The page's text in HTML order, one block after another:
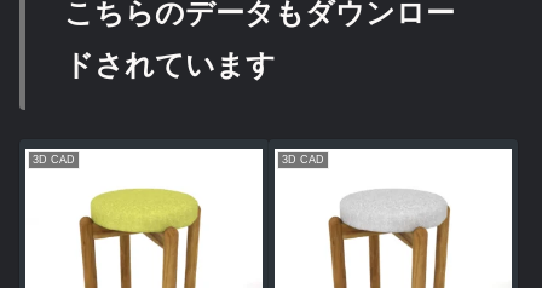
こちらのデータもダウンロー
ドされています
3D CAD 3D CAD